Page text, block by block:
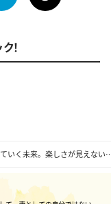
いく未来。楽しさが見えな
！